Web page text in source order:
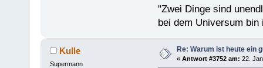
"Zwei Dinge sind
bei dem Universum
Kulle
Supermann
Re: Warum ist heute ein
« Antwort #3752 am: 22.